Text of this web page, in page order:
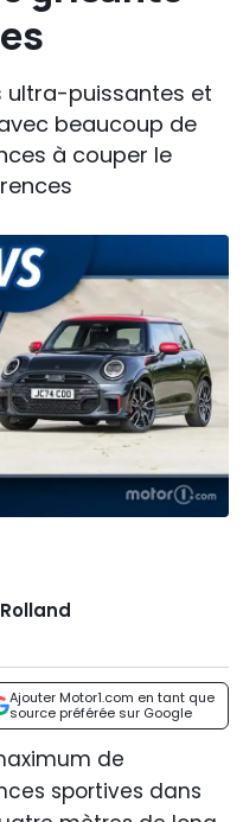
ultra-puissantes et
beaucoup de
à couper le
Ajouter Motor1.com en tant que
source préférée sur Google
de
sportives dans